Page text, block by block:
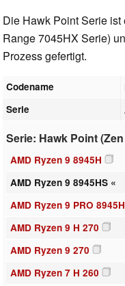
Die Hawk Point Serie
Range 7045HX Serie)
Prozess gefertigt.
Codename
Serie
Serie: Hawk Point
AMD Ryzen 9 8945H
AMD Ryzen 9 8945HS «
AMD Ryzen 9 PRO
AMD Ryzen 9 H 270
AMD Ryzen 9 270
AMD Ryzen 7 H 260